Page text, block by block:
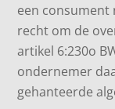
een consument
recht om de
artikel 6:230o
ondernemer
gehanteerde